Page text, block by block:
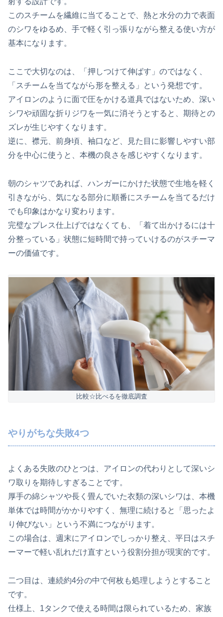
このスチームを繊維に当てることで、熱と水分の力で表面
のシワをゆるめ、手で軽く引っ張りながら整える使い方が
基本になります。
ここで大切なのは、「押しつけて伸ばす」のではなく、
「スチームを当てながら形を整える」という発想です。
アイロンのように面で圧をかける道具ではないため、深い
シワや頑固な折りジワを一気に消そうとすると、期待との
ズレが生じやすくなります。
逆に、襟元、前身頃、袖口など、見た目に影響しやすい部
分を中心に使うと、本機の良さを感じやすくなります。
朝のシャツであれば、ハンガーにかけた状態で生地を軽く
引きながら、気になる部分に順番にスチームを当てるだけ
でも印象はかなり変わります。
完璧なプレス仕上げではなくても、「着て出かけるには十
分整っている」状態に短時間で持っていけるのがスチーマ
ーの価値です。
比較☆比べるを徹底調査
やりがちな失敗4つ
よくある失敗のひとつは、アイロンの代わりとして深いシ
ワ取りを期待しすぎることです。
厚手の綿シャツや長く畳んでいた衣類の深いシワは、本機
単体では時間がかかりやすく、無理に続けると「思ったよ
り伸びない」という不満につながります。
この場合は、週末にアイロンでしっかり整え、平日はスチ
ーマーで軽い乱れだけ直すという役割分担が現実的です。
二つ目は、連続約4分の中で何枚も処理しようとすること
です。
仕様上、1タンクで使える時間は限られているため、家族